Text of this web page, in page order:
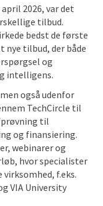
2026, var det
tilbud.
bedst de første
nye tilbud, der både
og
intelligens.
også udenfor
TechCircle til
til
og finansiering.
webinarer og
hvor specialister
f.eks.
VIA University